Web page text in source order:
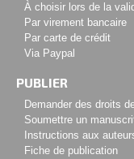
À choisir lors de la
Par virement bancaire
Par carte de crédit
Via Paypal
PUBLIER
Demander des droits
Soumettre un
Instructions aux
Fiche de publication